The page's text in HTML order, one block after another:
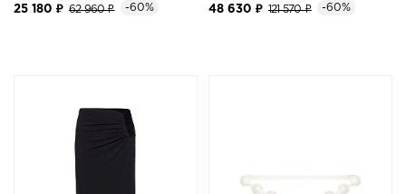
25 180 ₽ 62 960 ₽ -60% 48 630 ₽ 121 570 ₽ -60%